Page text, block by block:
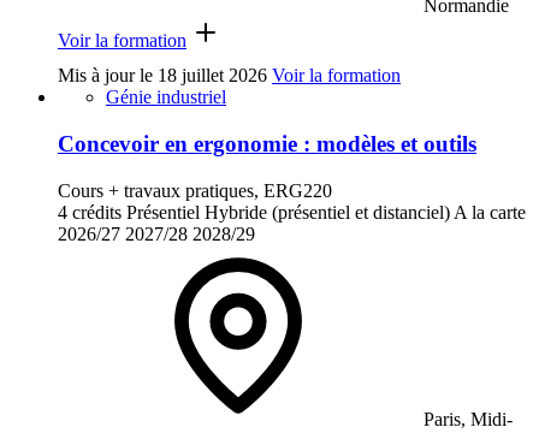
Normandie
Voir la formation
Mis à jour le 18 juillet 2026 Voir la formation
Génie industriel
Concevoir en ergonomie : modèles et outils
Cours + travaux pratiques, ERG220
4 crédits Présentiel Hybride (présentiel et distanciel) A la carte
2026/27 2027/28 2028/29
Paris, Midi-